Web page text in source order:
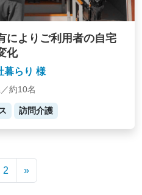
によりご利用者の自宅
化
暮らり 様
約10名
訪問介護
2 »